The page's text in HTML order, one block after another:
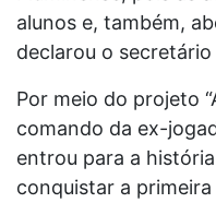
alunos e, também,
declarou o
Por meio do projeto
comando da ex-
entrou para a
conquistar a